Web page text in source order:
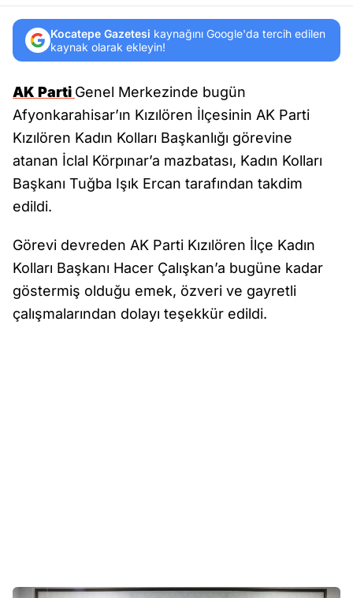
Kocatepe Gazetesi kaynağını Google'da tercih edilen
kaynak olarak ekleyin!
AK Parti Genel Merkezinde bugün
Afyonkarahisar’ın Kızılören İlçesinin AK Parti
Kızılören Kadın Kolları Başkanlığı görevine
atanan İclal Körpınar’a mazbatası, Kadın Kolları
Başkanı Tuğba Işık Ercan tarafından takdim
edildi.
Görevi devreden AK Parti Kızılören İlçe Kadın
Kolları Başkanı Hacer Çalışkan’a bugüne kadar
göstermiş olduğu emek, özveri ve gayretli
çalışmalarından dolayı teşekkür edildi.